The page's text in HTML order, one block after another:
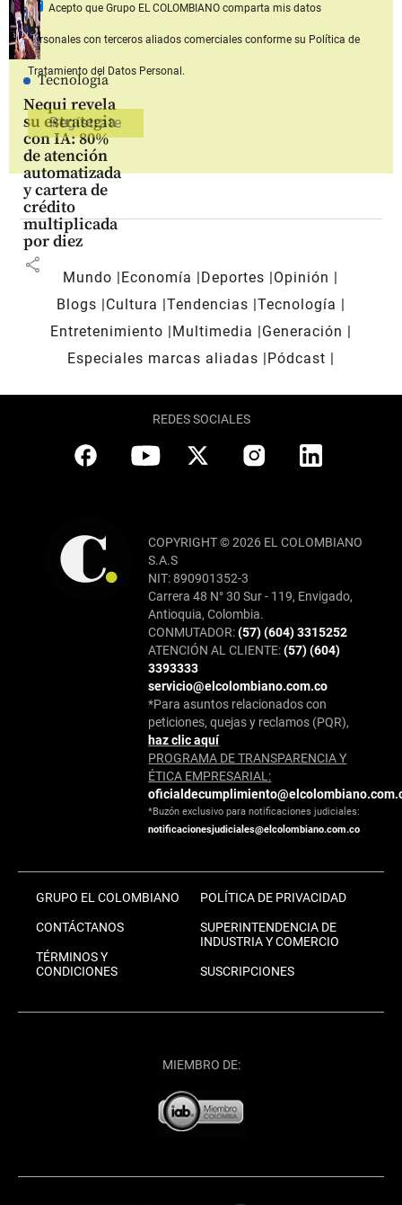
Tecnología
Nequi revela
su estrategia
con IA: 80%
de atención
automatizada
y cartera de
crédito
multiplicada
por diez
share
Acepto que Grupo EL COLOMBIANOcomparta mis datos
personales con terceros aliados comerciales conforme su Política de
Tratamiento del Datos Personal.
Mundo Economía Deportes
Opinión
Blogs
Cultura Tendencias Tecnología
Entretenimiento
Multimedia
Generación
Especiales marcas aliadas
Pódcast
REDES SOCIALES
COPYRIGHT © 2026 EL COLOMBIANO
S.A.S
NIT: 890901352-3
Carrera 48 N° 30 Sur - 119, Envigado,
Antioquia, Colombia.
CONMUTADOR:(57) (604) 3315252
ATENCIÓN AL CLIENTE:(57) (604)
3393333
servicio@elcolombiano.com.co
*Para asuntos relacionados con
peticiones, quejas y reclamos (PQR),
haz clic aquí
PROGRAMA DE TRANSPARENCIA Y
ÉTICA EMPRESARIAL:
*Buzón exclusivo para notificaciones judiciales:
notificacionesjudiciales@elcolombiano.com.co
GRUPO EL COLOMBIANO
CONTÁCTANOS
TÉRMINOS Y
CONDICIONES
POLÍTICA DE PRIVACIDAD
SUPERINTENDENCIA DE
INDUSTRIA Y COMERCIO
SUSCRIPCIONES
MIEMBRO DE: